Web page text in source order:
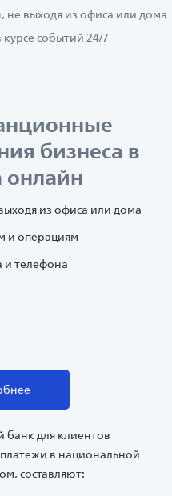
не выходя из офиса или дома
событий 24/7
бизнеса в
онлайн
из офиса или дома
и операциям
и телефона
банк для клиентов
в национальной
составляют: